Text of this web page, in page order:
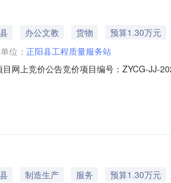
办公文教 货物
预算1.30万元
位： 正阳县工程质量服务站
网上竞价公告竞价项目编号：ZYCG-JJ-
￥13000.00元（二）采购项目信息发起
制造生产 服务
预算1.30万元